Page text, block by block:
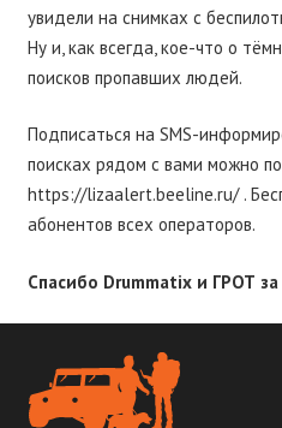
увидели на снимках с
Ну и, как всегда, кое-что о
поисков пропавших людей.
Подписаться на SMS-
поисках рядом с вами можно
https://lizaalert.beeline.ru/ .
абонентов всех операторов.
Спасибо Drummatix и ГРОТ